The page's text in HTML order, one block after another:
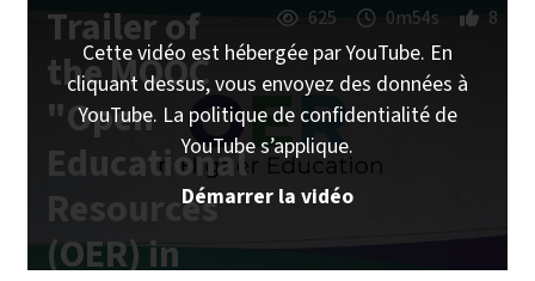
Trailer of
the MOOC
"Open
Educational
Resources
(OER) in
625 0m54s 8
Cette vidéo est hébergée par YouTube. En
cliquant dessus, vous envoyez des données à
YouTube. La politique de confidentialité de
YouTube s’applique.
Démarrer la vidéo